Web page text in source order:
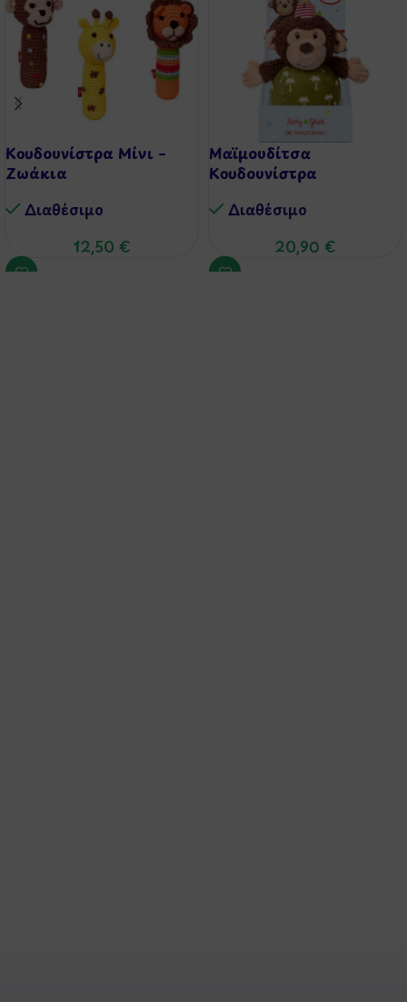
Κουδουνίστρα Μίνι –
Ζωάκια
Διαθέσιμo
12,50 €
Μαϊμουδίτσα
Κουδουνίστρα
Διαθέσιμo
20,90 €